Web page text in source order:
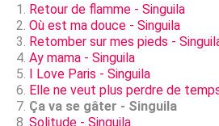
Retour de flamme - Singuila
Où est ma douce - Singuila
Retomber sur mes pieds -
Ay mama - Singuila
I Love Paris - Singuila
Elle ne veut plus perdre de
Ça va se gâter - Singuila
Solitude - Singuila